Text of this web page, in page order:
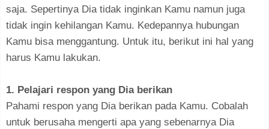
saja. Sepertinya Dia tidak inginkan Kamu namun juga
tidak ingin kehilangan Kamu. Kedepannya hubungan
Kamu bisa menggantung. Untuk itu, berikut ini hal yang
harus Kamu lakukan.
1. Pelajari respon yang Dia berikan
Pahami respon yang Dia berikan pada Kamu. Cobalah
untuk berusaha mengerti apa yang sebenarnya Dia